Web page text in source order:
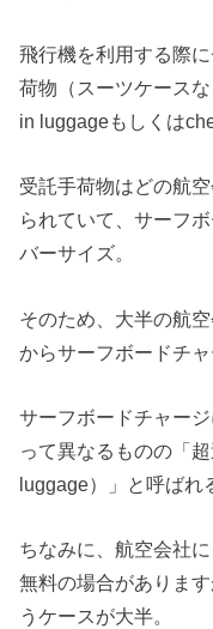
飛行機を利用する際
荷物（スーツケース
in luggageもしくは
受託手荷物はどの航
られていて、サーフ
バーサイズ。
そのため、大半の航
からサーフボードチ
サーフボードチャー
って異なるものの「
luggage）」と呼ばれ
ちなみに、航空会社
無料の場合がありま
うケースが大半。